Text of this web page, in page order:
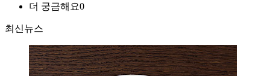
더 궁금해요0
최신뉴스